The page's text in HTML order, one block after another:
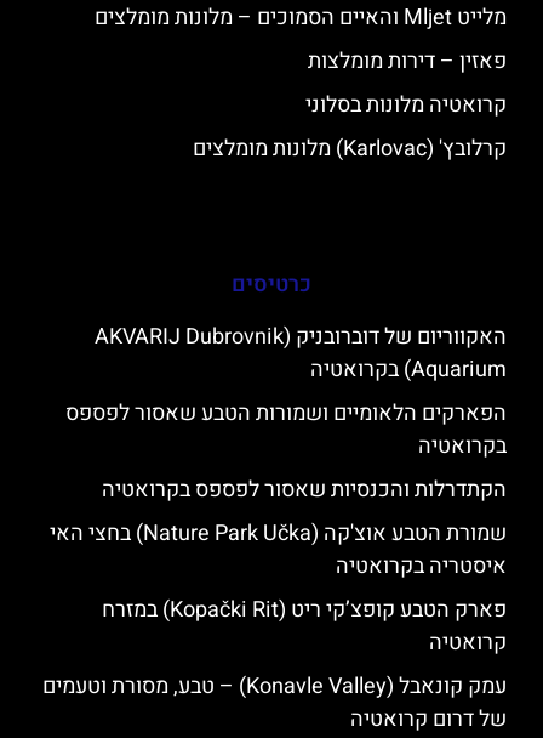
מלייט Mljet והאיים הסמוכים – מלונות מומלצים
פאזין – דירות מומלצות
קרואטיה מלונות בסלוני
קרלובץ' (Karlovac) מלונות מומלצים
כרטיסים
האקווריום של דוברובניק (AKVARIJ Dubrovnik
Aquarium) בקרואטיה
הפארקים הלאומיים ושמורות הטבע שאסור לפספס
בקרואטיה
הקתדרלות והכנסיות שאסור לפספס בקרואטיה
שמורת הטבע אוצ'קה (Nature Park Učka) בחצי האי
איסטריה בקרואטיה
פארק הטבע קופצ’קי ריט (Kopački Rit) במזרח
קרואטיה
עמק קונאבל (Konavle Valley) – טבע, מסורת וטעמים
של דרום קרואטיה